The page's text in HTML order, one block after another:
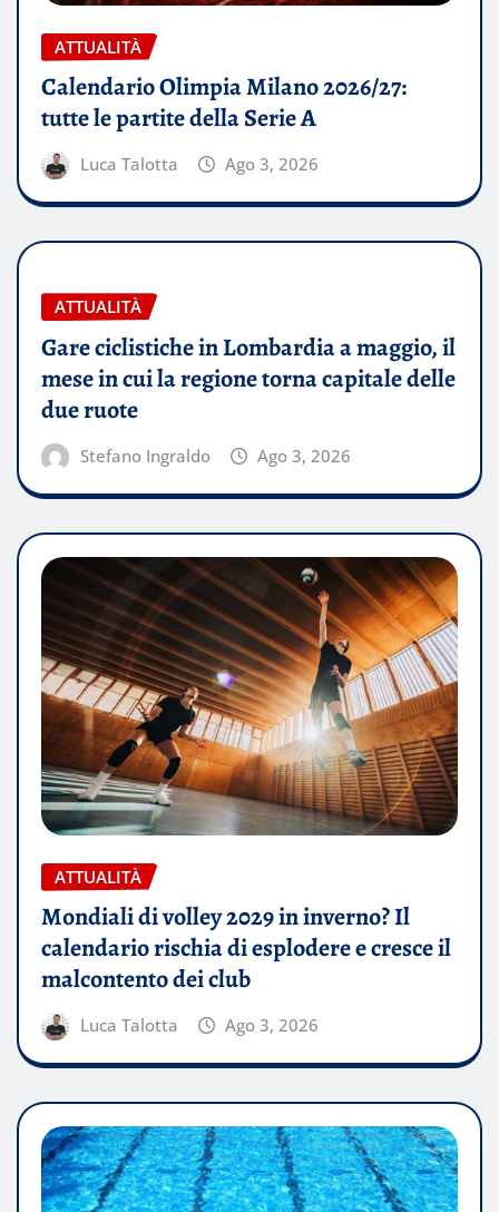
ATTUALITÀ
Calendario Olimpia Milano 2026/27:
tutte le partite della Serie A
Luca Talotta Ago 3, 2026
ATTUALITÀ
Gare ciclistiche in Lombardia a maggio, il
mese in cui la regione torna capitale delle
due ruote
Stefano Ingraldo Ago 3, 2026
ATTUALITÀ
Mondiali di volley 2029 in inverno? Il
calendario rischia di esplodere e cresce il
malcontento dei club
Luca Talotta Ago 3, 2026